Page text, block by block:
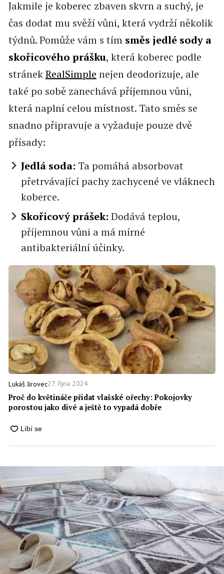
Jakmile je koberec zbaven skvrn a suchý, je
čas dodat mu svěží vůni, která vydrží několik
týdnů. Pomůže vám s tímsměs jedlé sody a
skořicového prášku, která koberec podle
stránekRealSimple nejen deodorizuje, ale
také po sobě zanechává příjemnou vůni,
která naplní celou místnost. Tato směs se
snadno připravuje a vyžaduje pouze dvě
přísady:
Jedlá soda: Ta pomáhá absorbovat
přetrvávající pachy zachycené ve vláknech
koberce.
Skořicový prášek: Dodává teplou,
příjemnou vůni a má mírné
antibakteriální účinky.
Lukáš Jírovec27. října 2024
Proč do květináče přidat vlašské ořechy: Pokojovky
porostou jako divé a ještě to vypadá dobře